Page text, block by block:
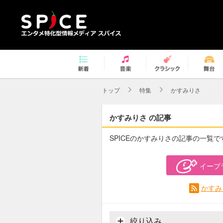
トップ 特集 かすみりさ
かすみりさ の記事
SPICEのかすみりさの記事の一覧で
イープ
かす